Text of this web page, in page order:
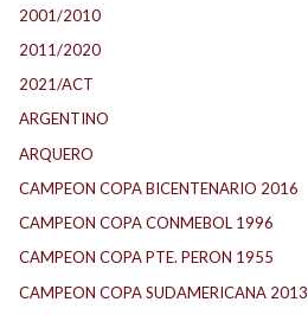
2001/2010
2011/2020
2021/ACT
ARGENTINO
ARQUERO
CAMPEON COPA BICENTENARIO 2016
CAMPEON COPA CONMEBOL 1996
CAMPEON COPA PTE. PERON 1955
CAMPEON COPA SUDAMERICANA 2013